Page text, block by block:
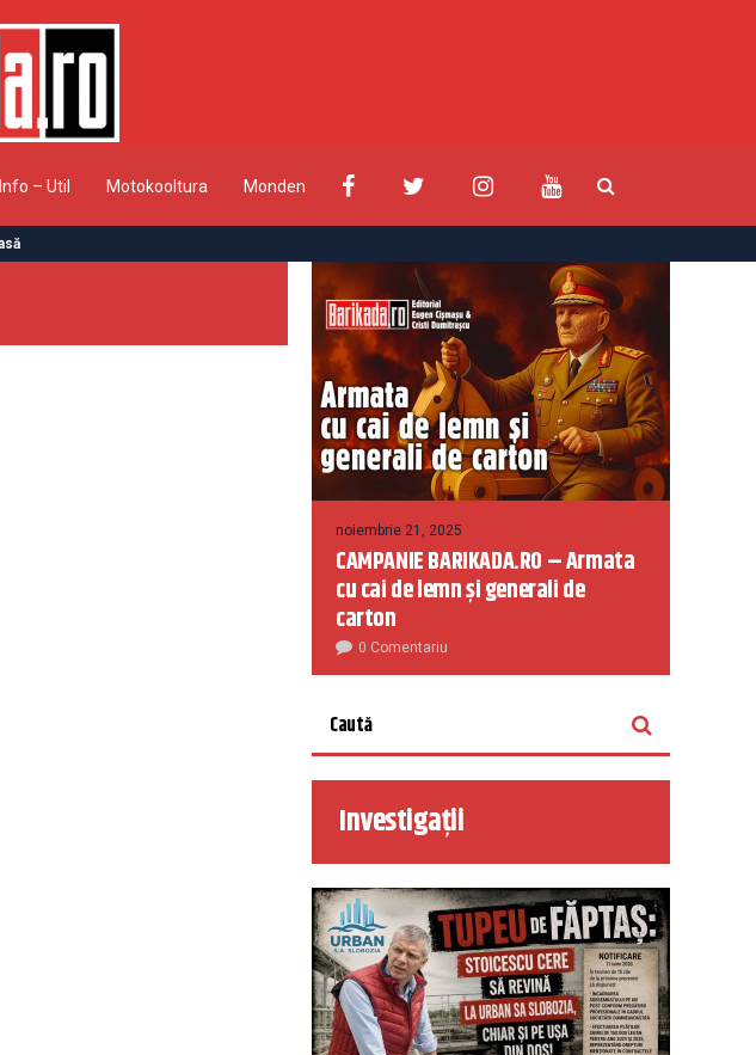
Info – Util Motokooltura Monden
noiembrie 21, 2025
CAMPANIE BARIKADA.RO – Armata
cu cai de lemn și generali de
carton
0 Comentariu
Investigații